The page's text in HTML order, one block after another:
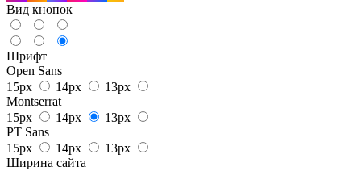
Вид кнопок
Шрифт
Open Sans
15px
14px
13px
Montserrat
15px
14px
13px
PT Sans
15px
14px
13px
Ширина сайта